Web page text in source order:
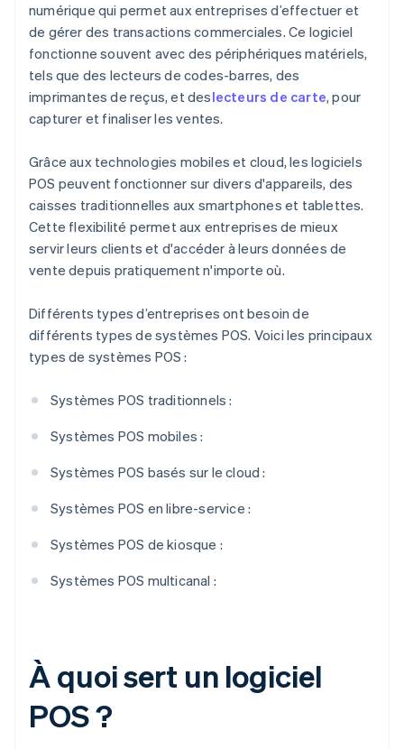
numérique qui permet aux entreprises d’effectuer et
de gérer des transactions commerciales. Ce logiciel
fonctionne souvent avec des périphériques matériels,
tels que des lecteurs de codes-barres, des
imprimantes de reçus, et deslecteurs de carte, pour
capturer et finaliser les ventes.
Grâce aux technologies mobiles et cloud, les logiciels
POS peuvent fonctionner sur divers d'appareils, des
caisses traditionnelles aux smartphones et tablettes.
Cette flexibilité permet aux entreprises de mieux
servir leurs clients et d'accéder à leurs données de
vente depuis pratiquement n'importe où.
Différents types d’entreprises ont besoin de
différents types de systèmes POS. Voici les principaux
types de systèmes POS :
Systèmes POS traditionnels :
Systèmes POS mobiles :
Systèmes POS basés sur le cloud :
Systèmes POS en libre-service :
Systèmes POS de kiosque :
Systèmes POS multicanal :
À quoi sert un logiciel
POS ?